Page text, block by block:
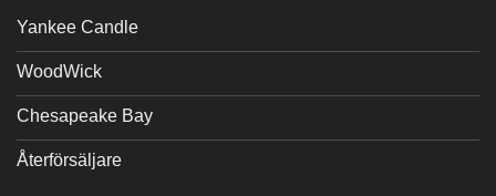
Yankee Candle
WoodWick
Chesapeake Bay
Återförsäljare